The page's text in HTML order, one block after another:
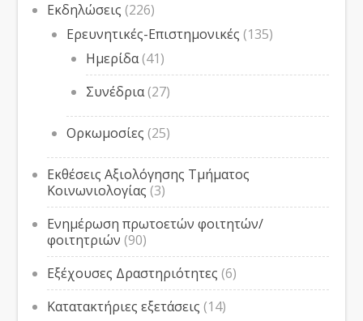
Εκδηλώσεις (226)
Ερευνητικές-Επιστημονικές (135)
Ημερίδα(41)
Συνέδρια(27)
Ορκωμοσίες (25)
Εκθέσεις Αξιολόγησης Τμήματος
Κοινωνιολογίας (3)
Ενημέρωση πρωτοετών φοιτητών/
φοιτητριών (90)
Εξέχουσες Δραστηριότητες (6)
Κατατακτήριες εξετάσεις (14)